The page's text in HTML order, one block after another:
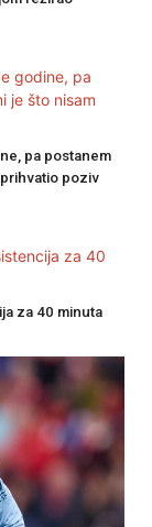
pa postanem
poziv
za 40 minuta